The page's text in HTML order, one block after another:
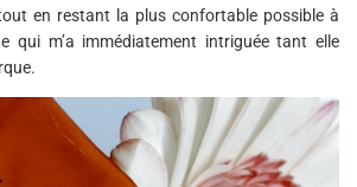
en restant la plus confortable possible à
qui m’a immédiatement intriguée tant elle